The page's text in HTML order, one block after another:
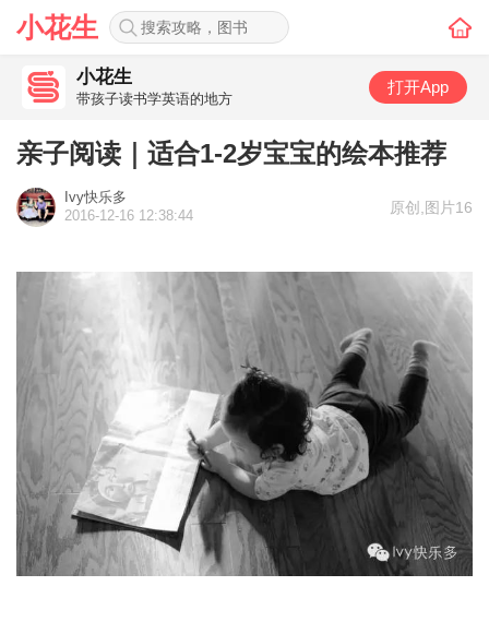
小花生
小花生
带孩子读书学英语的地方
打开App
亲子阅读｜适合1-2岁宝宝的绘本推荐
Ivy快乐多
2016-12-16 12:38:44
原创 图片16